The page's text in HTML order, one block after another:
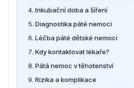
Inkubační doba a šíření
Diagnostika páté nemoci
Léčba páté dětské nemoci
Kdy kontaktovat lékaře?
Pátá nemoc v těhotenství
Rizika a komplikace